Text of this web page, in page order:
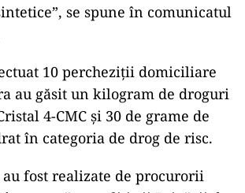
se spune în comunicatul
10 percheziții domiciliare
au găsit un kilogram de droguri
4-CMC și 30 de grame de
în categoria de drog de risc.
fost realizate de procurorii